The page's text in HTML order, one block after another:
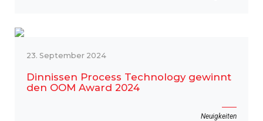
23. September 2024
Dinnissen Process Technology gewinnt
den OOM Award 2024
Neuigkeiten